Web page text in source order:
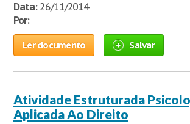
Data:26/11/2014
Por:
Ler documento Salvar
Atividade Estruturada
Aplicada Ao Direito